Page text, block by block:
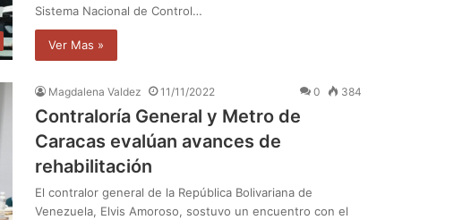
Sistema Nacional de Control…
Ver Mas »
Magdalena Valdez 11/11/2022 0 384
Contraloría General y Metro de
Caracas evalúan avances de
rehabilitación
El contralor general de la República Bolivariana de
Venezuela, Elvis Amoroso, sostuvo un encuentro con el